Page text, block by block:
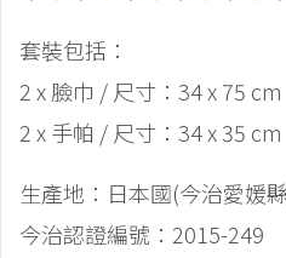
套裝包括：
2 x 臉巾 / 尺寸：34 x 75 cm
2 x 手帕 / 尺寸：34 x 35 cm
生產地：日本國(今治愛媛
今治認證編號：2015-249